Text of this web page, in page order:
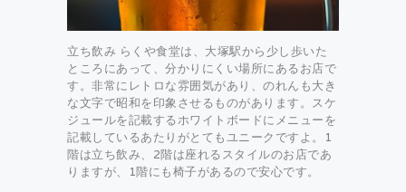
立ち飲み らくや食堂は、大塚駅から少し歩いた
ところにあって、分かりにくい場所にあるお店で
す。非常にレトロな雰囲気があり、のれんも大き
な文字で昭和を印象させるものがあります。スケ
ジュールを記載するホワイトボードにメニューを
記載しているあたりがとてもユニークですよ。1
階は立ち飲み、2階は座れるスタイルのお店であ
りますが、1階にも椅子があるので安心です。